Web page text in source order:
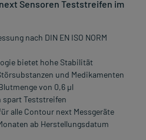
Sensoren Teststreifen im
nach DIN EN ISO NORM
bietet hohe Stabilität
und Medikamenten
von 0,6 µl
Teststreifen
alle Contour next Messgeräte
ab Herstellungsdatum